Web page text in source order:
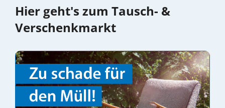
Hier geht's zum Tausch- &
Verschenkmarkt